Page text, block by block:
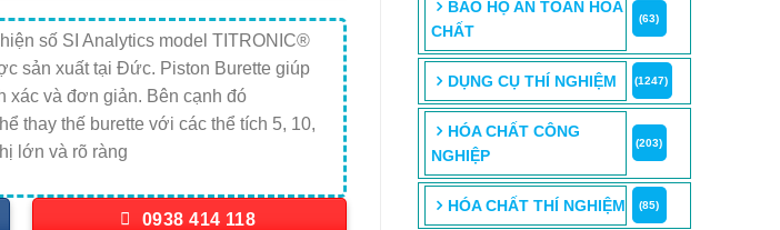
BẢO HỘ AN TOÀN HÓA
CHẤT
(63)
DỤNG CỤ THÍ NGHIỆM (1247)
HÓA CHẤT CÔNG
NGHIỆP
(203)
HÓA CHẤT THÍ NGHIỆM (85)
số SI Analytics model TITRONIC®
sản xuất tại Đức. Piston Burette giúp
xác và đơn giản. Bên cạnh đó
thay thế burette với các thể tích 5, 10,
lớn và rõ ràng
0938 414 118